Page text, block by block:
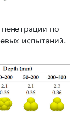
по
испытаний.